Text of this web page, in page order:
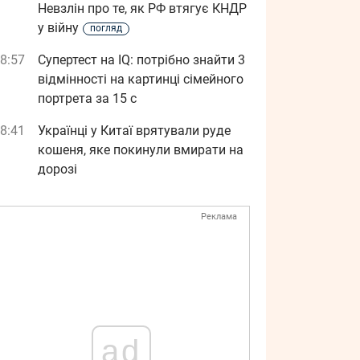
Невзлін про те, як РФ втягує КНДР
у війну
погляд
Супертест на IQ: потрібно знайти 3
відмінності на картинці сімейного
портрета за 15 с
Українці у Китаї врятували руде
кошеня, яке покинули вмирати на
дорозі
Реклама
ad